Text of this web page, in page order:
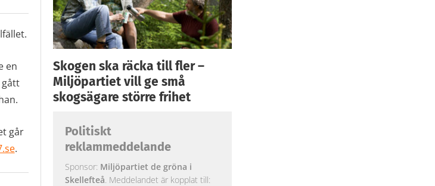
en
går
.
Skogen ska räcka till fler –
Miljöpartiet vill ge små
skogsägare större frihet
Politiskt
reklammeddelande
Sponsor: Miljöpartiet de gröna i
Skellefteå. Meddelandet är kopplat till: